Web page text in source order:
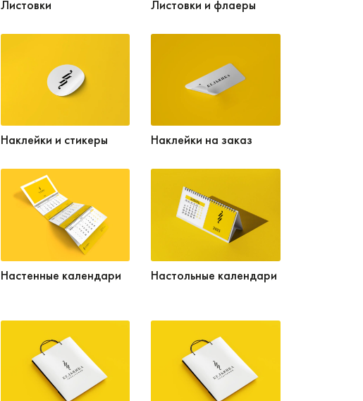
Листовки Листовки и флаеры
Наклейки и стикеры Наклейки на заказ
Настенные календари Настольные календари